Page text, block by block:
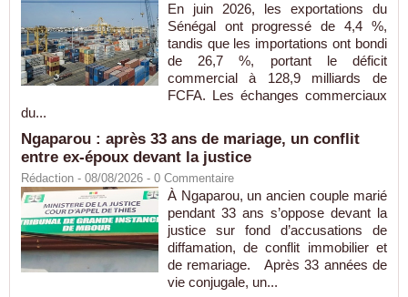
En juin 2026, les exportations du
Sénégal ont progressé de 4,4 %,
tandis que les importations ont bondi
de 26,7 %, portant le déficit
commercial à 128,9 milliards de
FCFA. Les échanges commerciaux
du...
Ngaparou : après 33 ans de mariage, un conflit
entre ex-époux devant la justice
Rédaction - 08/08/2026 - 0 Commentaire
À Ngaparou, un ancien couple marié
pendant 33 ans s’oppose devant la
justice sur fond d’accusations de
diffamation, de conflit immobilier et
de remariage. Après 33 années de
vie conjugale, un...